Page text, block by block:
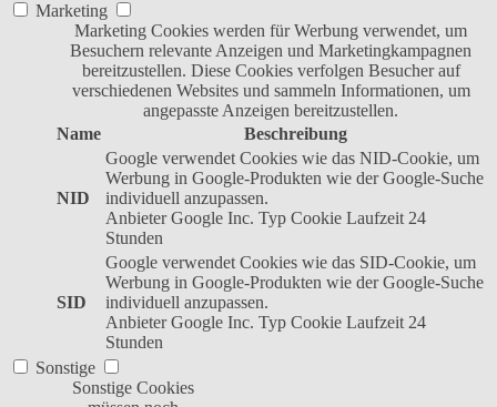
Marketing
Marketing Cookies werden für Werbung verwendet, um
Besuchern relevante Anzeigen und Marketingkampagnen
bereitzustellen. Diese Cookies verfolgen Besucher auf
verschiedenen Websites und sammeln Informationen, um
angepasste Anzeigen bereitzustellen.
Name
Beschreibung
NID
Google verwendet Cookies wie das NID-Cookie, um
Werbung in Google-Produkten wie der Google-Suche
individuell anzupassen.
Anbieter Google Inc. Typ Cookie Laufzeit 24
Stunden
SID
Google verwendet Cookies wie das SID-Cookie, um
Werbung in Google-Produkten wie der Google-Suche
individuell anzupassen.
Anbieter Google Inc. Typ Cookie Laufzeit 24
Stunden
Sonstige
Sonstige Cookies